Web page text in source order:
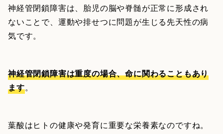
神経管閉鎖障害は、胎児の脳や脊髄が正常に形成され
ないことで、運動や排せつに問題が生じる先天性の病
気です。
神経管閉鎖障害は重度の場合、命に関わることもあり
ます。
葉酸はヒトの健康や発育に重要な栄養素なのですね。